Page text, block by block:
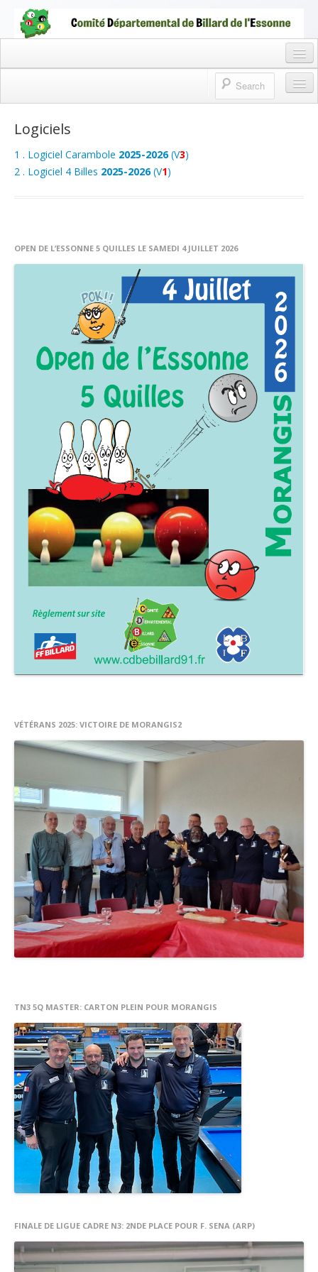
CDBEBILLARD91
COMITÉ DÉPARTEMENTAL DE BILLARD DE L'ESSONNE
Téléchargement
Accueil Américain
Newsletters
Formation DFA Américain
Accueil Blackball
Newsletters
Règlement sportif
Calendrier
Formation DFA Blackball
Carambole
Accueil Carambole
Téléchargement / Outils
Circuit Vétéran
Formation
Arbitres
Reportages
Archives Carambole
Snooker
Newsletters
Résultats
Logiciels
1 . Logiciel Carambole 2025-2026(V3)
2 . Logiciel 4 Billes 2025-2026(V1)
OPEN DE L’ESSONNE 5 QUILLES LE SAMEDI 4 JUILLET 2026
VÉTÉRANS 2025: VICTOIRE DE MORANGIS2
TN3 5Q MASTER: CARTON PLEIN POUR MORANGIS
FINALE DE LIGUE CADRE N3: 2NDE PLACE POUR F. SENA (ARP)